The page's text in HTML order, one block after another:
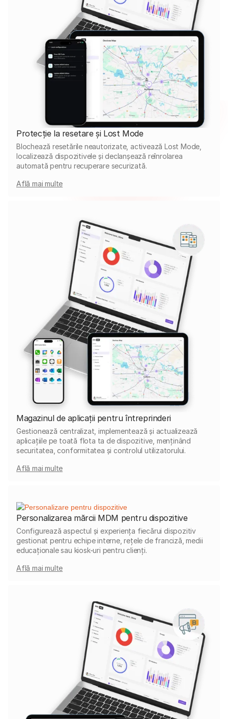
Protecție la resetare și Lost Mode
Blochează resetările neautorizate, activează Lost Mode,
localizează dispozitivele și declanșează reînrolarea
automată pentru recuperare securizată.
Află mai multe
Magazinul de aplicații pentru întreprinderi
Gestionează centralizat, implementează și actualizează
aplicațiile pe toată flota ta de dispozitive, menținând
securitatea, conformitatea și controlul utilizatorului.
Află mai multe
Personalizarea mărcii MDM pentru dispozitive
Configurează aspectul și experiența fiecărui dispozitiv
gestionat pentru echipe interne, rețele de franciză, medii
educaționale sau kiosk-uri pentru clienți.
Află mai multe